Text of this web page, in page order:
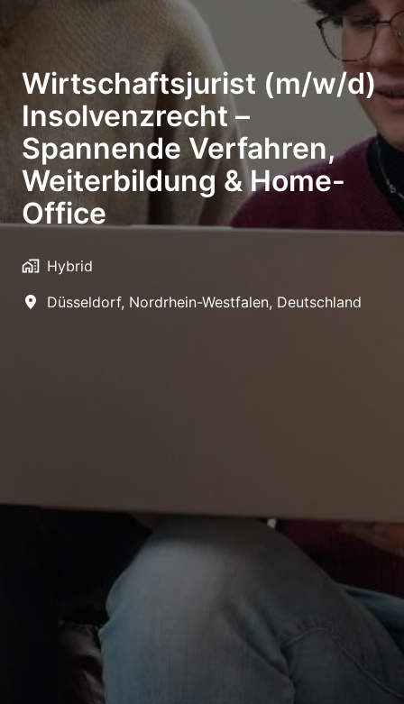
Wirtschaftsjurist (m/w/d)
Insolvenzrecht –
Spannende Verfahren,
Weiterbildung & Home-
Office
Hybrid
Düsseldorf, Nordrhein-Westfalen, Deutschland